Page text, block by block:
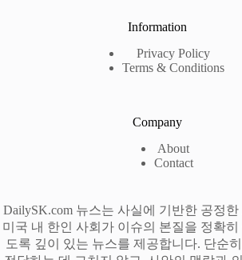
Information
Privacy Policy
Terms & Conditions
Company
About
Contact
DailySK.com 뉴스는 사실에 기반한 공정
미국 내 한인 사회가 이슈의 본질을 정확히
도록 깊이 있는 뉴스를 제공합니다. 단순